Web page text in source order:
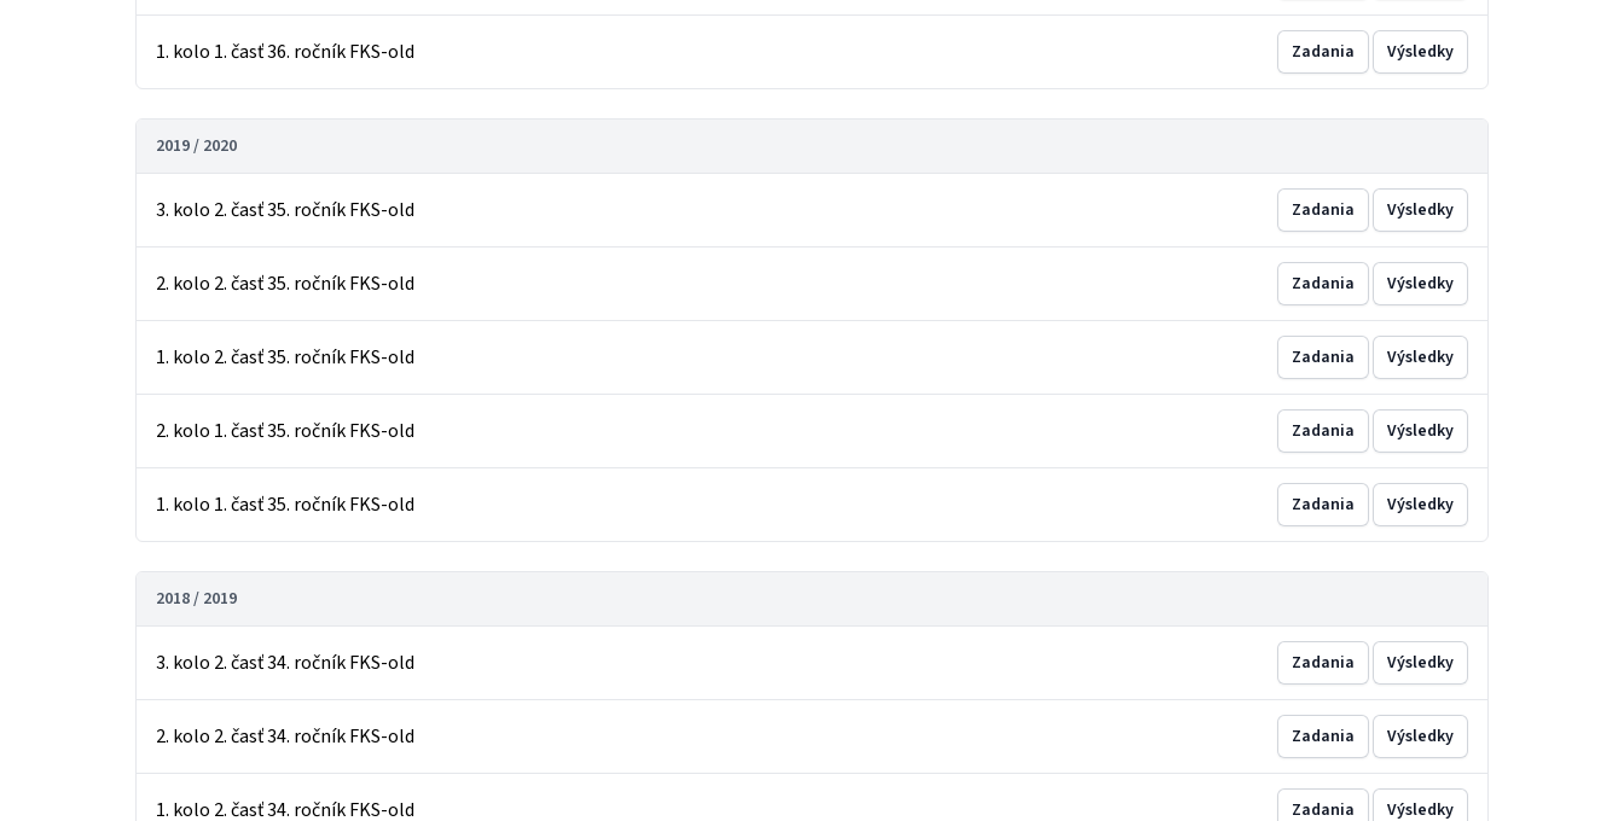
1. kolo 1. časť 36. ročník FKS-old Zadania Výsledky
2019 / 2020
3. kolo 2. časť 35. ročník FKS-old Zadania Výsledky
2. kolo 2. časť 35. ročník FKS-old Zadania Výsledky
1. kolo 2. časť 35. ročník FKS-old Zadania Výsledky
2. kolo 1. časť 35. ročník FKS-old Zadania Výsledky
1. kolo 1. časť 35. ročník FKS-old Zadania Výsledky
2018 / 2019
3. kolo 2. časť 34. ročník FKS-old Zadania Výsledky
2. kolo 2. časť 34. ročník FKS-old Zadania Výsledky
1. kolo 2. časť 34. ročník FKS-old Zadania Výsledky